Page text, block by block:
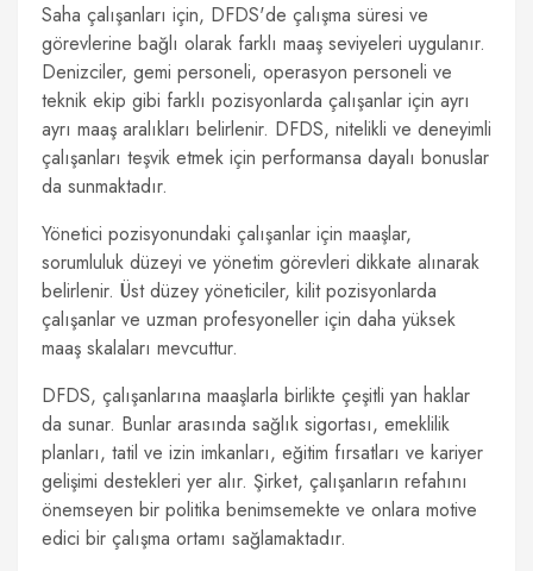
Saha çalışanları için, DFDS'de çalışma süresi ve
görevlerine bağlı olarak farklı maaş seviyeleri uygulanır.
Denizciler, gemi personeli, operasyon personeli ve
teknik ekip gibi farklı pozisyonlarda çalışanlar için ayrı
ayrı maaş aralıkları belirlenir. DFDS, nitelikli ve deneyimli
çalışanları teşvik etmek için performansa dayalı bonuslar
da sunmaktadır.
Yönetici pozisyonundaki çalışanlar için maaşlar,
sorumluluk düzeyi ve yönetim görevleri dikkate alınarak
belirlenir. Üst düzey yöneticiler, kilit pozisyonlarda
çalışanlar ve uzman profesyoneller için daha yüksek
maaş skalaları mevcuttur.
DFDS, çalışanlarına maaşlarla birlikte çeşitli yan haklar
da sunar. Bunlar arasında sağlık sigortası, emeklilik
planları, tatil ve izin imkanları, eğitim fırsatları ve kariyer
gelişimi destekleri yer alır. Şirket, çalışanların refahını
önemseyen bir politika benimsemekte ve onlara motive
edici bir çalışma ortamı sağlamaktadır.